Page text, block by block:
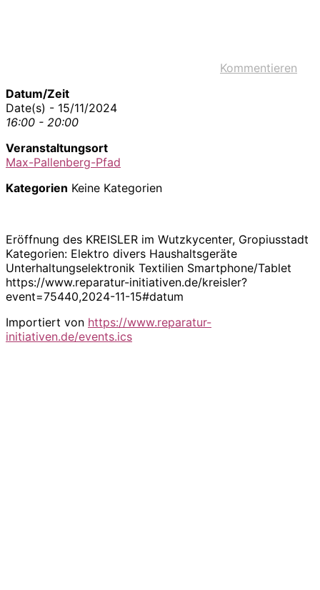
Kommentieren
Datum/Zeit
Date(s) - 15/11/2024
16:00 - 20:00
Veranstaltungsort
Max-Pallenberg-Pfad
Kategorien Keine Kategorien
Eröffnung des KREISLER im Wutzkycenter, Gropiusstadt
Kategorien: Elektro divers Haushaltsgeräte
Unterhaltungselektronik Textilien Smartphone/Tablet
https://www.reparatur-initiativen.de/kreisler?
event=75440,2024-11-15#datum
Importiert von https://www.reparatur-
initiativen.de/events.ics